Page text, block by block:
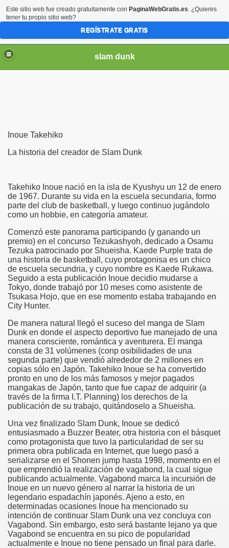
slam dunk
Inoue Takehiko
La historia del creador de Slam Dunk
Takehiko Inoue nació en la isla de Kyushyu un 12 de enero
de 1967. Durante su vida en la escuela secundaria, formo
parte del club de basketball, y luego continuo jugándolo
como un hobbie, en categoría amateur.
Comenzó este panorama participando (y ganando un
premio) en el concurso Tezukashyoh, dedicado a Osamu
Tezuka patrocinado por Shueisha. Kaede Purple trata de
una historia de basketball, cuyo protagonisa es un chico
de escuela secundria, y cuyo nombre es Kaede Rukawa.
Seguido a esta publicación Inoue decidio mudarse a
Tokyo, donde trabajó por 10 meses como asistente de
Tsukasa Hojo, que en ese momento estaba trabajando en
City Hunter.
De manera natural llegó el suceso del manga de Slam
Dunk en donde el aspecto deportivo fue manejado de una
manera consciente, romántica y aventurera. El manga
consta de 31 volúmenes (conp osibilidades de una
segunda parte) que vendió alrededor de 2 millones en
copias sólo en Japón. Takehiko Inoue se ha convertido
pronto en uno de los más famosos y mejor pagados
mangakas de Japón, tanto que fue capaz de adquirir (a
través de la firma I.T. Planning) los derechos de la
publicación de su trabajo, quitándoselo a Shueisha.
Una vez finalizado Slam Dunk, Inoue se dedicó
entusiasmado a Buzzer Beater, otra historia con el básquet
como protagonista que tuvo la particularidad de ser su
primera obra publicada en Internet, que luego pasó a
serializarse en el Shonen jump hasta 1998, momento en el
que emprendió la realización de vagabond, la cual sigue
publicando actualmente. Vagabond marca la incursión de
Inoue en un nuevo género al narrar la historia de un
legendario espadachín japonés. Ajeno a esto, en
determinadas ocasiones Inoue ha mencionado su
intención de continuar Slam Dunk una vez concluya con
Vagabond. Sin embargo, esto será bastante lejano ya que
Vagabond se encuentra en su pico de popularidad
actualmente e Inoue no tiene pensado un final para darle.
dunk
Este sitio web fue creado gratuitamente con PaginaWebGratis.es. ¿Quieres
tener tu propio sitio web?
REGÍSTRATE GRATIS